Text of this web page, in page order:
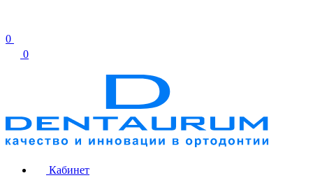
0
0
Кабинет